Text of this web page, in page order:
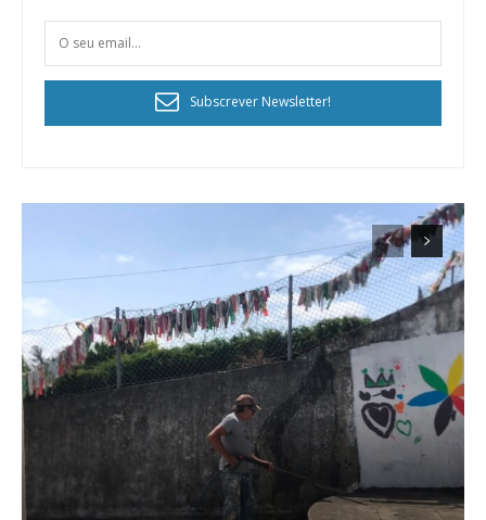
Planos de Assinatura
Faça-se assinante do Região de Cister e ajude-nos a manter este serviço
público!
Sendo assinante terá acesso a todos os conteúdos exclusivos e versões
digitais.
Escolha o plano de assinatura desejado:
Subscrever Newsletter!